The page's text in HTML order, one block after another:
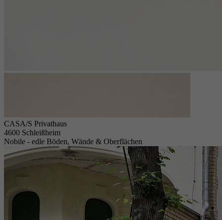
CASA/S Privathaus
4600 Schleißheim
Nobile - edle Böden, Wände & Oberflächen